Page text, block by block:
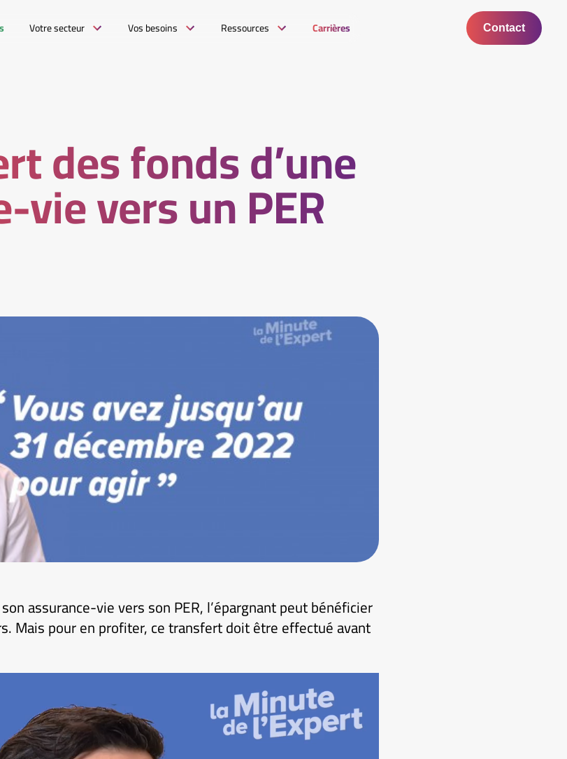
Votre secteur Vos besoins Ressources Carrières Contact
des fonds d’une
vie vers un PER
assurance-vie vers son PER, l’épargnant peut bénéficier
Mais pour en profiter, ce transfert doit être effectué avant